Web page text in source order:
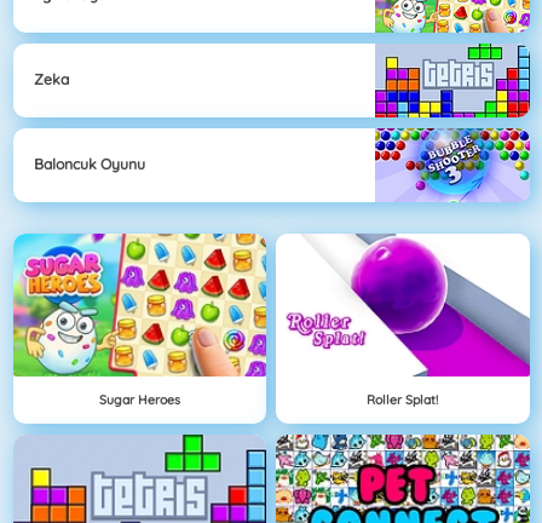
Zeka
Baloncuk Oyunu
Sugar Heroes Roller Splat!